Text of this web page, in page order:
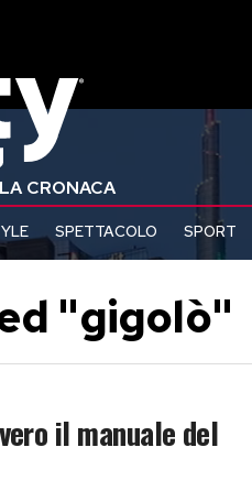
CRONACA
SPETTACOLO SPORT
"gigolò"
il manuale del